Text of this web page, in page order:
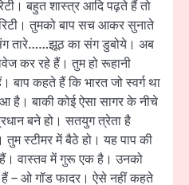
बहुत शास्त्र आदि पढ़ते हैं तो
तुमको बाप सच आकर सुनाते
तारे……झूठ का संग डुबोये। अब
कर रहे हैं। तुम हो रूहानी
कहते हैं कि भारत जो स्वर्ग था
है। बाकी कोई ऐसा सागर के नीचे
बने हो। सतयुग त्रेता है
स्टीमर में बैठे हो। यह पाप की
हैं। वास्तव में गुरू एक है। उनको
– ओ गॉड फादर। ऐसे नहीं कहते